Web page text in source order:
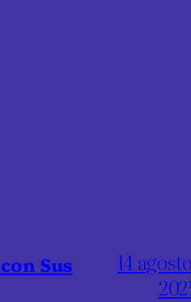
Sus
14